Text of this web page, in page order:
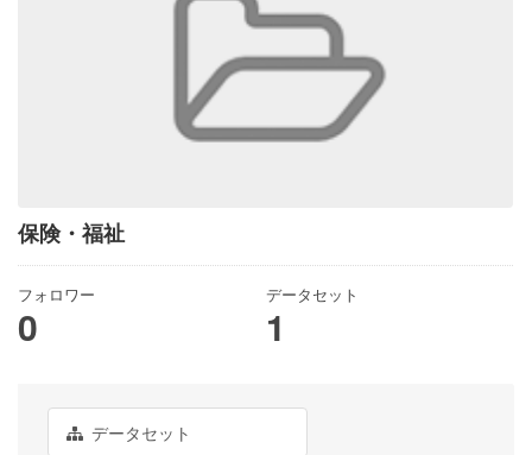
保険・福祉
フォロワー
0
データセット
1
データセット